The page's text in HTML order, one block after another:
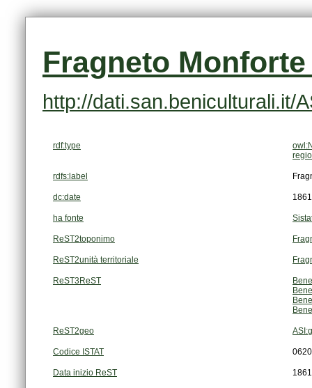
Fragneto Monforte
http://dati.san.beniculturali.it/
rdf:type
rdfs:label
dc:date
ha fonte
ReST2toponimo
ReST2unità territoriale
ReST3ReST
ReST2geo
Codice ISTAT
Data inizio ReST